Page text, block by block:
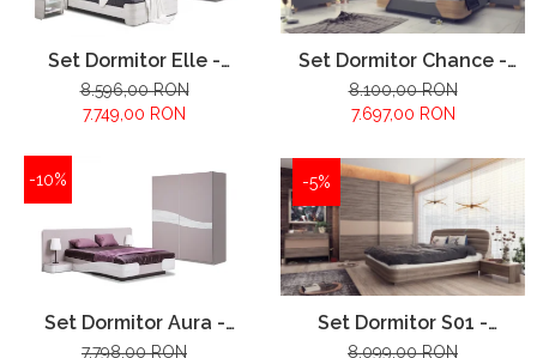
Set Dormitor Elle -
configuratie propusa:
8.596,00 RON
7.749,00 RON
Set Dormitor Chance -
configuratie propusa:
8.100,00 RON
7.697,00 RON
-10%
Set Dormitor Aura -
configuratie propusa:
7.798,00 RON
-5%
Set Dormitor S01 -
configuratie propusa:
8.099,00 RON